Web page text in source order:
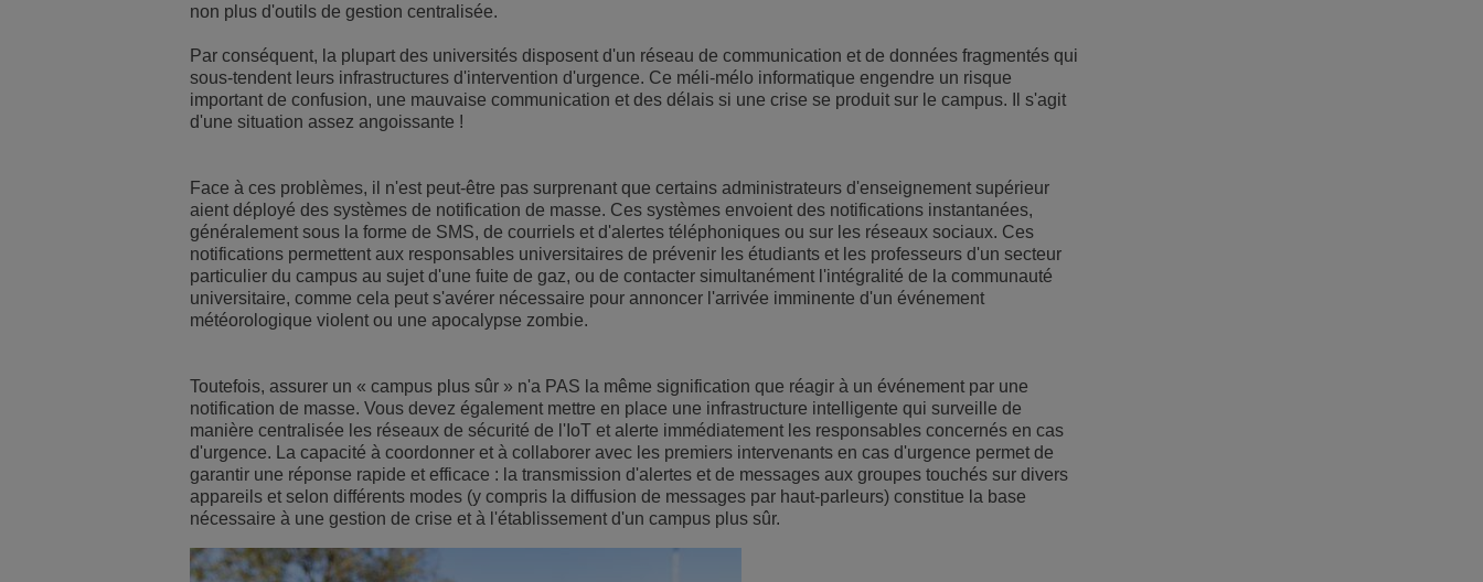
non plus d'outils de gestion centralisée.
Par conséquent, la plupart des universités disposent d'un réseau de communication et de données fragmentés qui
sous-tendent leurs infrastructures d'intervention d'urgence. Ce méli-mélo informatique engendre un risque
important de confusion, une mauvaise communication et des délais si une crise se produit sur le campus. Il s'agit
d'une situation assez angoissante !
Face à ces problèmes, il n'est peut-être pas surprenant que certains administrateurs d'enseignement supérieur
aient déployé des systèmes de notification de masse. Ces systèmes envoient des notifications instantanées,
généralement sous la forme de SMS, de courriels et d'alertes téléphoniques ou sur les réseaux sociaux. Ces
notifications permettent aux responsables universitaires de prévenir les étudiants et les professeurs d'un secteur
particulier du campus au sujet d'une fuite de gaz, ou de contacter simultanément l'intégralité de la communauté
universitaire, comme cela peut s'avérer nécessaire pour annoncer l'arrivée imminente d'un événement
météorologique violent ou une apocalypse zombie.
Toutefois, assurer un « campus plus sûr » n'a PAS la même signification que réagir à un événement par une
notification de masse. Vous devez également mettre en place une infrastructure intelligente qui surveille de
manière centralisée les réseaux de sécurité de l'IoT et alerte immédiatement les responsables concernés en cas
d'urgence. La capacité à coordonner et à collaborer avec les premiers intervenants en cas d'urgence permet de
garantir une réponse rapide et efficace : la transmission d'alertes et de messages aux groupes touchés sur divers
appareils et selon différents modes (y compris la diffusion de messages par haut-parleurs) constitue la base
nécessaire à une gestion de crise et à l'établissement d'un campus plus sûr.